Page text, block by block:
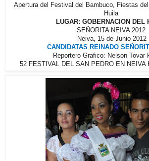
Apertura del Festival del Bambuco, Fiestas
Huila
LUGAR: GOBERNACION DEL
SEÑORITA NEIVA 2012
Neiva, 15 de Junio 2012
CANDIDATAS REINADO
Reportero Grafico: Nelson Tovar
52 FESTIVAL DEL SAN PEDRO EN NEIVA